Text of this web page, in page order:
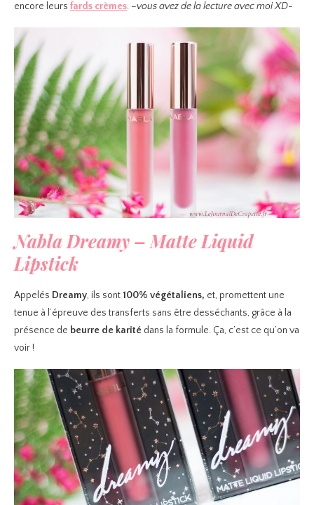
encore leurs fards crèmes. –vous avez de la lecture avec moi XD-
Nabla Dreamy – Matte Liquid
Lipstick
Appelés Dreamy, ils sont100% végétaliens, et, promettent une
tenue à l’épreuve des transferts sans être desséchants, grâce à la
présence de beurre de karité dans la formule. Ça, c’est ce qu’on va
voir !